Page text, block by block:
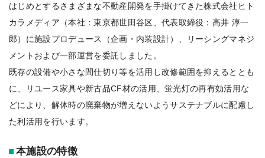
はじめとするさまざまな不動産開発を手掛けてきた株式会社ヒト
カラメディア（本社：東京都世田谷区、代表取締役：高井 淳一
郎）に施設プロデュース（企画・内装設計）、リーシングマネジ
メントおよび一部運営を委託しました。
既存の設備や小さな間仕切り等を活用し改修範囲を抑えるととも
に、リユース家具や新古品CF材の活用、蛍光灯の再有効活用な
どにより、解体時の廃棄物が増えないようサステナブルに配慮し
た利活用を行います。
本施設の特徴